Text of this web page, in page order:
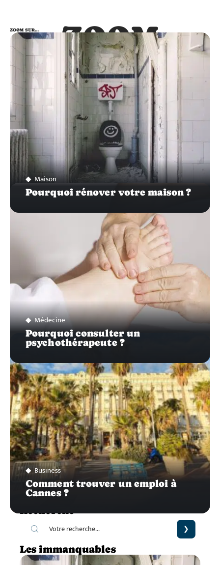
ZOOM
SUR…
ZOOM SUR…
Maison
Pourquoi rénover votre maison ?
Médecine
Pourquoi consulter un
psychothérapeute ?
Business
Comment trouver un emploi à
Cannes ?
Les immanquables